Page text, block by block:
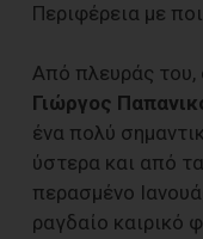
Περιφέρεια με
Από πλευράς του,
Γιώργος
ένα πολύ
ύστερα και από
περασμένο
ραγδαίο καιρικό